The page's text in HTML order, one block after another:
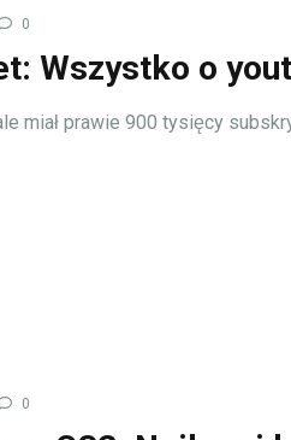
0
Wszystko o
miał prawie 900 tysięcy
0